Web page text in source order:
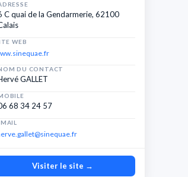
C quai de la Gendarmerie, 62100
WEB
DU CONTACT
GALLET
68 34 24 57
Visiter le site →